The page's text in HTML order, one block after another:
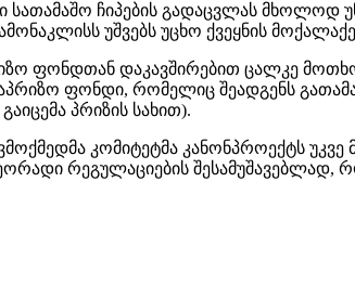
სათამაშო ჩიპების გადაცვლას მხოლოდ
უშვებს უცხო ქვეყნის
ფონდთან დაკავშირებით ცალკე
ფონდი, რომელიც შეადგენს
პრიზის სახით).
კომიტეტმა კანონპროექტს
რეგულაციების